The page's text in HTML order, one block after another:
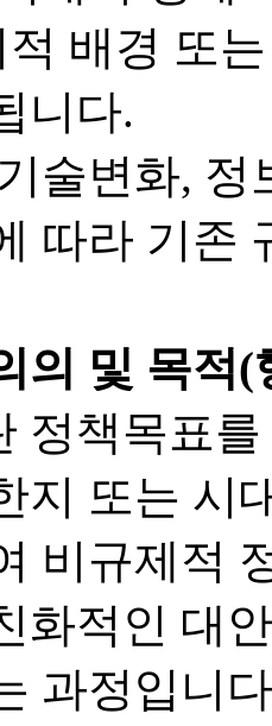
적 배경 또
니다.
술변화,
따라 기존
의 및 목적
정책목표
지 또는 시
비규제적
화적인 대
과정입니